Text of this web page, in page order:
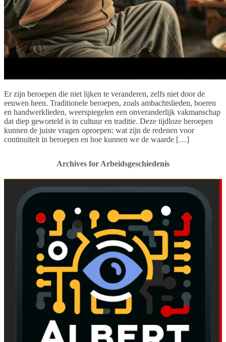
Er zijn beroepen die niet lijken te veranderen, zelfs niet door de
eeuwen heen. Traditionele beroepen, zoals ambachtslieden, boeren
en handwerklieden, weerspiegelen een onveranderlijk vakmanschap
dat diep geworteld is in cultuur en traditie. Deze tijdloze beroepen
kunnen de juiste vragen oproepen: wat zijn de redenen voor
continuïteit in beroepen en hoe kunnen we de waarde […]
Archives for Arbeidsgeschiedenis